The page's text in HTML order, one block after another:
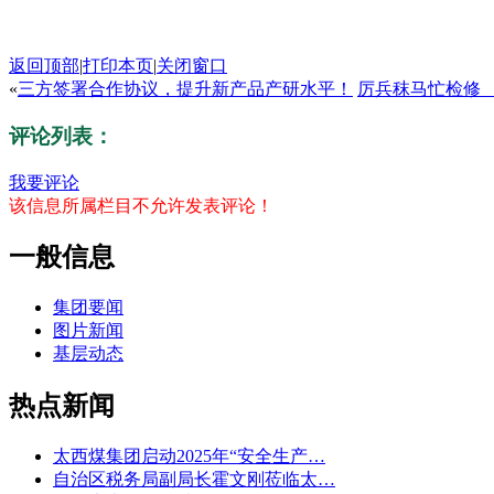
返回顶部|打印本页|关闭窗口
«三方签署合作协议，提升新产品产研水平！ 厉兵秣马忙检修
评论列表：
我要评论
该信息所属栏目不允许发表评论！
一般信息
集团要闻
图片新闻
基层动态
热点新闻
太西煤集团启动2025年“安全生产…
自治区税务局副局长霍文刚莅临太…